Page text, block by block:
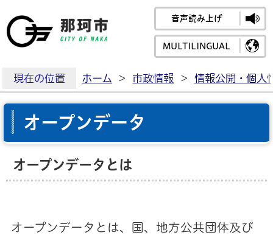
那珂市公式ホームペ
音声読み上げ
MULTILINGUAL
現在の位置 ホーム > 市政情報 > 情報公開・個人
オープンデータ
オープンデータとは
オープンデータとは、国、地方公共団体及び